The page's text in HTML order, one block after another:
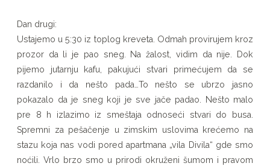
Dan drugi:
Ustajemo u 5:30 iz toplog kreveta. Odmah provirujem kroz
prozor da li je pao sneg. Na žalost, vidim da nije. Dok
pijemo jutarnju kafu, pakujući stvari primećujem da se
razdanilo i da nešto pada…To nešto se ubrzo jasno
pokazalo da je sneg koji je sve jače padao. Nešto malo
pre 8 h izlazimo iz smeštaja odnoseći stvari do busa.
Spremni za pešačenje u zimskim uslovima krećemo na
stazu koja nas vodi pored apartmana „vila Divila“ gde smo
noćili. Vrlo brzo smo u prirodi okruženi šumom i pravom